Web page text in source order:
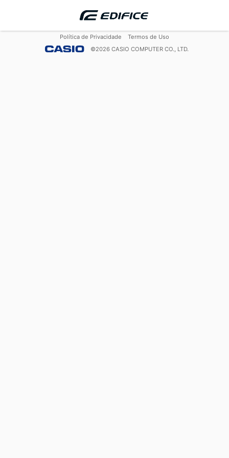
Política de Privacidade
Termos de Uso
©2026 CASIO COMPUTER CO., LTD.